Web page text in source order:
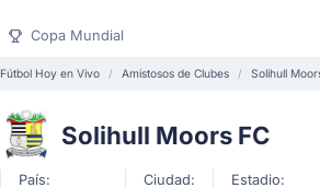
Copa Mundial
Fútbol Hoy en Vivo Amistosos de Clubes Solihull
Solihull Moors FC
País:
Ciudad:
Estadio: